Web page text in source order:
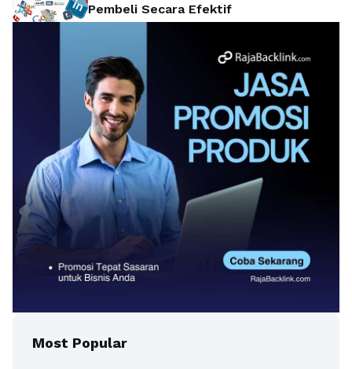
Pembeli Secara Efektif
Most Popular